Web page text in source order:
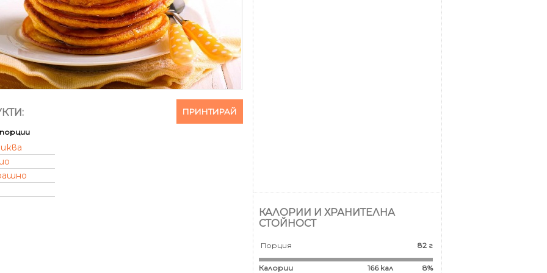
ПРИНТИРАЙ
КАЛОРИИ И ХРАНИТЕЛНА
СТОЙНОСТ
Порция 82 г
Калории 166кал 8%